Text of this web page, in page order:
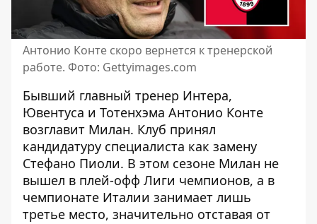
Антонио Конте скоро вернется к тренерской
работе. Фото: Gettyimages.com
Бывший главный тренер Интера,
Ювентуса и Тотенхэма Антонио Конте
возглавит Милан. Клуб принял
кандидатуру специалиста как замену
Стефано Пиоли. В этом сезоне Милан не
вышел в плей-офф Лиги чемпионов, а в
чемпионате Италии занимает лишь
третье место, значительно отставая от